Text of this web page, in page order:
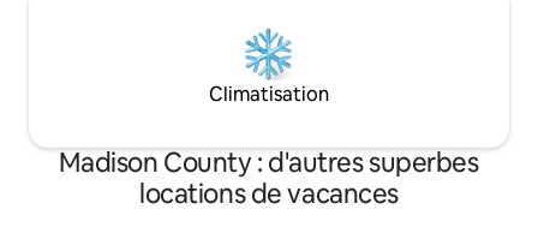
Climatisation
Madison County : d'autres superbes
locations de vacances